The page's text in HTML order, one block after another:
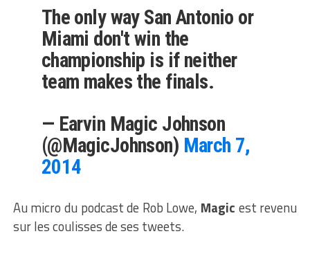
The only way San Antonio or
Miami don't win the
championship is if neither
team makes the finals.
— Earvin Magic Johnson
(@MagicJohnson) March 7,
2014
Au micro du podcast de Rob Lowe, Magic est revenu
sur les coulisses de ses tweets.